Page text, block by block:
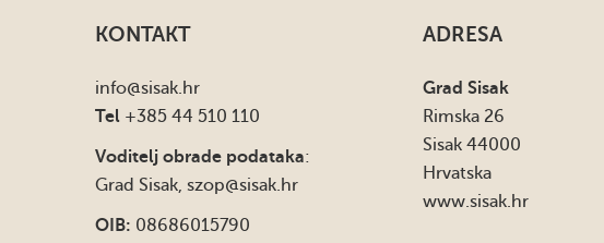
KONTAKT
info@sisak.hr
Tel +385 44 510 110
Voditelj obrade podataka:
Grad Sisak, szop@sisak.hr
OIB: 08686015790
ADRESA
Grad Sisak
Rimska 26
Sisak 44000
Hrvatska
www.sisak.hr